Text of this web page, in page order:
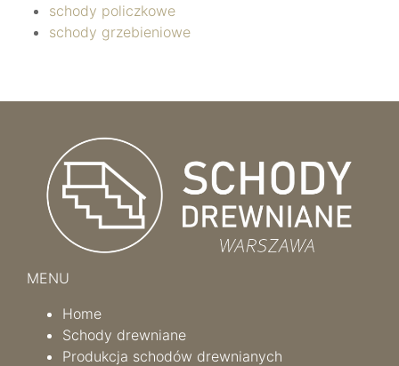
schody policzkowe
schody grzebieniowe
MENU
Home
Schody drewniane
Produkcja schodów drewnianych